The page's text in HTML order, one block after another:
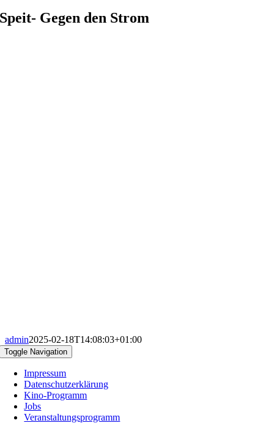
Speit- Gegen den Strom
admin2025-02-18T14:08:03+01:00
Toggle Navigation
Impressum
Datenschutzerklärung
Kino-Programm
Jobs
Veranstaltungsprogramm